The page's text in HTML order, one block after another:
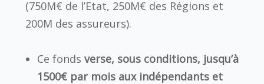
(750M€ de l’Etat, 250M€ des Régions et
200M des assureurs).
Ce fonds verse, sous conditions, jusqu’à
1500€ par mois aux indépendants et